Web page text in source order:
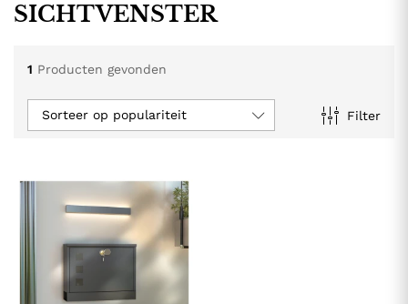
SICHTVENSTER
1 Producten gevonden
Filter
Sorteer op populariteit